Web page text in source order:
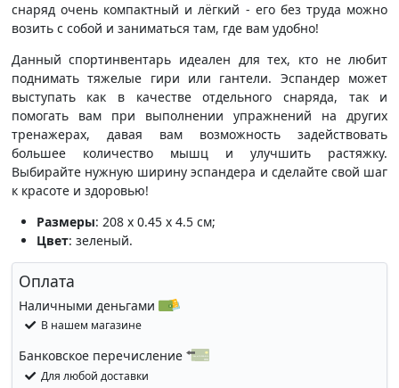
снаряд очень компактный и лёгкий - его без труда можно
возить с собой и заниматься там, где вам удобно!
Данный спортинвентарь идеален для тех, кто не любит
поднимать тяжелые гири или гантели. Эспандер может
выступать как в качестве отдельного снаряда, так и
помогать вам при выполнении упражнений на других
тренажерах, давая вам возможность задействовать
большее количество мышц и улучшить растяжку.
Выбирайте нужную ширину эспандера и сделайте свой шаг
к красоте и здоровью!
Размеры: 208 x 0.45 x 4.5 см;
Цвет: зеленый.
Оплата
Наличными деньгами
В нашем магазине
Банковское перечисление
Для любой доставки